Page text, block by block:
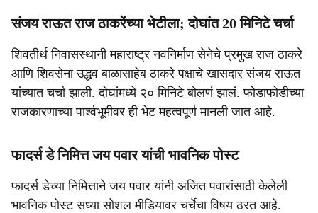
संजय राऊत राज ठाकरेंच्या भेटीला; दोघांत 20 मिनिटे चर्चा
शिवतीर्थ निवासस्थानी महाराष्ट्र नवनिर्माण सेनेचे प्रमुख राज ठाकरे
आणि शिवसेना उद्धव बाळासाहेब ठाकरे पक्षाचे खासदार संजय राऊत
यांच्यात चर्चा झाली. दोघांमध्ये २० मिनिटे बोलणं झालं. फोडाफोडीच्या
राजकारणाच्या पार्श्वभूमीवर ही भेट महत्वपूर्ण मानली जात आहे.
फादर्स डे निमित्त जय पवार यांची भावनिक पोस्ट
फादर्स डेच्या निमित्ताने जय पवार यांनी अजित पवारांसाठी केलेली
भावनिक पोस्ट सध्या सोशल मीडियावर चर्चेचा विषय ठरत आहे.